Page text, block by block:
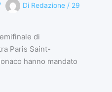
Di Redazione / 29
di
Paris Saint-
hanno mandato